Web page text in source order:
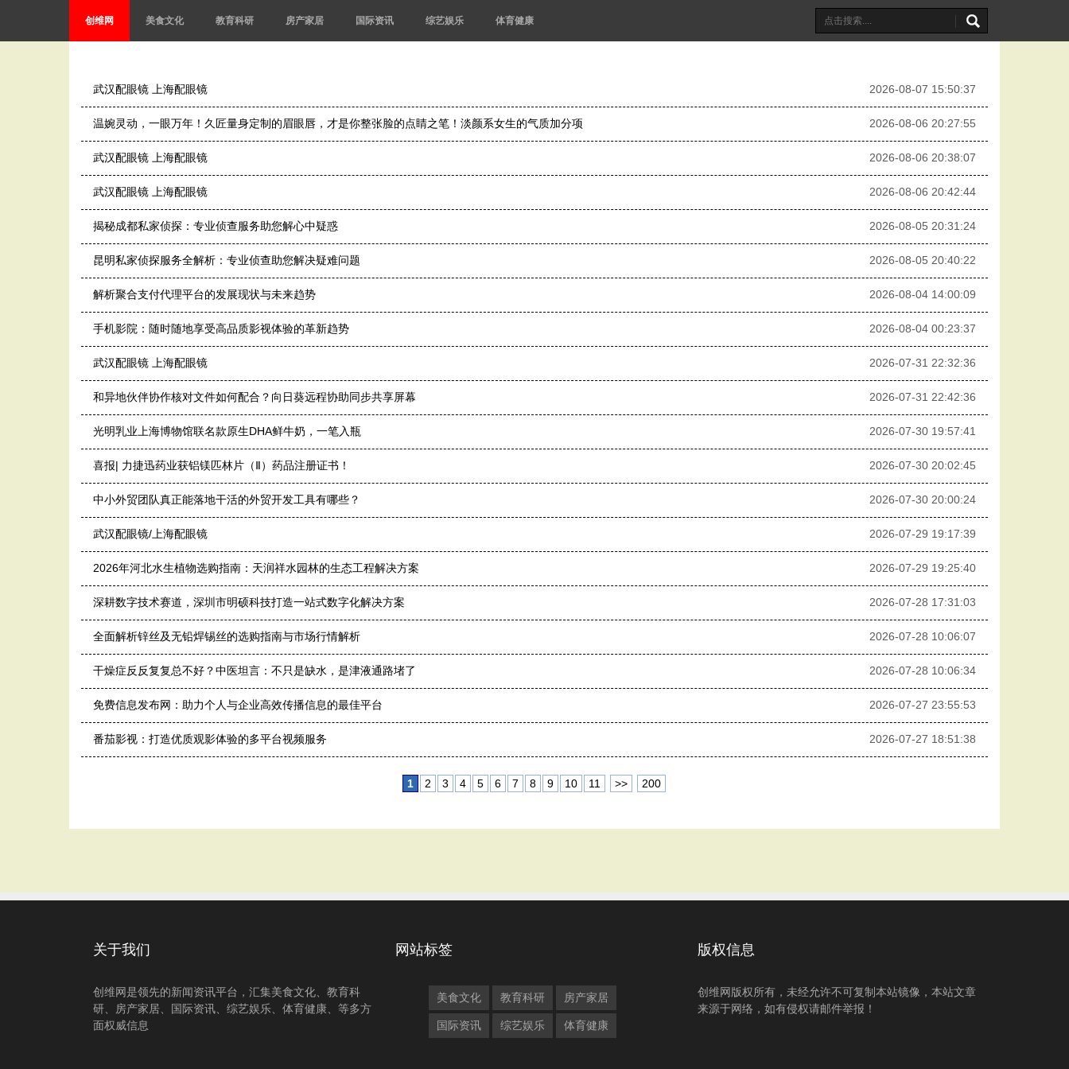
创维网 美食文化 教育科研 房产家居 国际资讯 综艺娱乐 体育健康
武汉配眼镜 上海配眼镜 2026-08-07 15:50:37
温婉灵动，一眼万年！久匠量身定制的眉眼唇，才是你整张脸的点睛之笔！淡颜系女生的气质加分项 2026-08-06 20:27:55
武汉配眼镜 上海配眼镜 2026-08-06 20:38:07
武汉配眼镜 上海配眼镜 2026-08-06 20:42:44
揭秘成都私家侦探：专业侦查服务助您解心中疑惑 2026-08-05 20:31:24
昆明私家侦探服务全解析：专业侦查助您解决疑难问题 2026-08-05 20:40:22
解析聚合支付代理平台的发展现状与未来趋势 2026-08-04 14:00:09
手机影院：随时随地享受高品质影视体验的革新趋势 2026-08-04 00:23:37
武汉配眼镜 上海配眼镜 2026-07-31 22:32:36
和异地伙伴协作核对文件如何配合？向日葵远程协助同步共享屏幕 2026-07-31 22:42:36
光明乳业上海博物馆联名款原生DHA鲜牛奶，一笔入瓶 2026-07-30 19:57:41
喜报| 力捷迅药业获铝镁匹林片（Ⅱ）药品注册证书！ 2026-07-30 20:02:45
中小外贸团队真正能落地干活的外贸开发工具有哪些？ 2026-07-30 20:00:24
武汉配眼镜/上海配眼镜 2026-07-29 19:17:39
2026年河北水生植物选购指南：天润祥水园林的生态工程解决方案 2026-07-29 19:25:40
深耕数字技术赛道，深圳市明硕科技打造一站式数字化解决方案 2026-07-28 17:31:03
全面解析锌丝及无铅焊锡丝的选购指南与市场行情解析 2026-07-28 10:06:07
干燥症反反复复总不好？中医坦言：不只是缺水，是津液通路堵了 2026-07-28 10:06:34
免费信息发布网：助力个人与企业高效传播信息的最佳平台 2026-07-27 23:55:53
番茄影视：打造优质观影体验的多平台视频服务 2026-07-27 18:51:38
1 2 3 4 5 6 7 8 9 10 11 >> 200
关于我们
创维网是领先的新闻资讯平台，汇集美食文化、教育科
研、房产家居、国际资讯、综艺娱乐、体育健康、等多方
面权威信息
网站标签
美食文化 教育科研 房产家居
国际资讯 综艺娱乐 体育健康
版权信息
创维网版权所有，未经允许不可复制本站镜像，本站文章
来源于网络，如有侵权请邮件举报！